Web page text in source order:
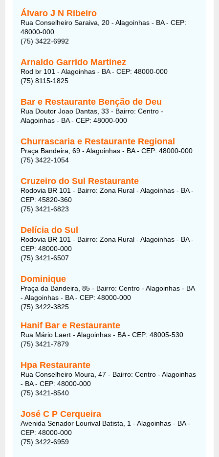
Álvaro J N Ribeiro
Rua Conselheiro Saraiva, 20 - Alagoinhas - BA - CEP:
48000-000
(75) 3422-6992
Arnaldo Garrido Martinez
Rod br 101 - Alagoinhas - BA - CEP: 48000-000
(75) 8115-1825
Bar e Restaurante Benção de Deu
Rua Doutor Joao Dantas, 33 - Bairro: Centro -
Alagoinhas - BA - CEP: 48000-000
Churrascaria e Restaurante Regional
Praça Bandeira, 69 - Alagoinhas - BA - CEP: 48000-000
(75) 3422-1054‎
Cruzeiro do Sul Restaurante
Rodovia BR 101 - Bairro: Zona Rural - Alagoinhas - BA -
CEP: 45820-360
(75) 3421-6823
Delícia do Sul
Rodovia BR 101 - Bairro: Zona Rural - Alagoinhas - BA -
CEP: 48000-000
(75) 3421-6507
Dominique
Praça da Bandeira, 85 - Bairro: Centro - Alagoinhas - BA
- Alagoinhas - BA - CEP: 48000-000
(75) 3422-3825
Hanif Bar e Restaurante
Rua Mário Laert - Alagoinhas - BA - CEP: 48005-530
(75) 3421-7879
Hpa Restaurante
Rua Conselheiro Moura, 47 - Bairro: Centro - Alagoinhas
- BA - CEP: 48000-000
(75) 3421-8540
José C P Cerqueira
Avenida Senador Lourival Batista, 1 - Alagoinhas - BA -
CEP: 48000-000
(75) 3422-6959